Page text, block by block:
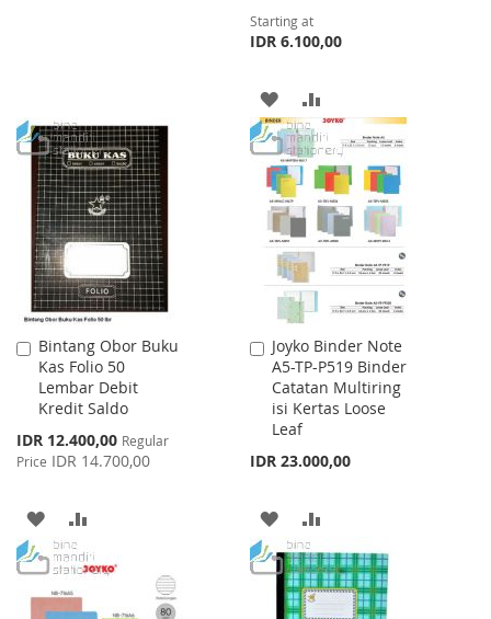
Starting at
IDR 6.100,00
ADD
TO
WISH
LIST
TO
COMPARE
Bintang Obor Buku
Kas Folio 50
Lembar Debit
Kredit Saldo
Special
Price
IDR 12.400,00 Regular
Price IDR 14.700,00
Add
to
Cart
ADD
TO
WISH
TO
COMPARE
Joyko Binder Note
A5-TP-P519 Binder
Catatan Multiring
isi Kertas Loose
Leaf
IDR 23.000,00
Add
to
Cart
ADD
TO
WISH
TO
COMPARE